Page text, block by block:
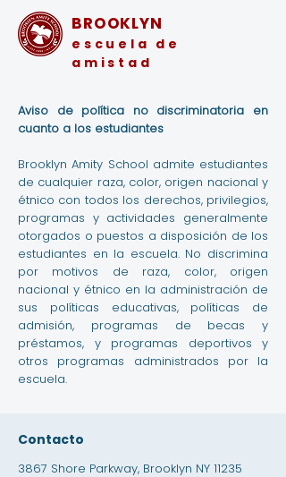
BROOKLYN
escuela de
amistad
Aviso de política no discriminatoria en
cuanto a los estudiantes
Brooklyn Amity School admite estudiantes
de cualquier raza, color, origen nacional y
étnico con todos los derechos, privilegios,
programas y actividades generalmente
otorgados o puestos a disposición de los
estudiantes en la escuela. No discrimina
por motivos de raza, color, origen
nacional y étnico en la administración de
sus políticas educativas, políticas de
admisión, programas de becas y
préstamos, y programas deportivos y
otros programas administrados por la
escuela.
Contacto
3867 Shore Parkway, Brooklyn NY 11235